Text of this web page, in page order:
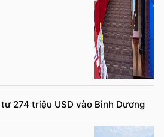
274 triệu USD vào Bình Dương